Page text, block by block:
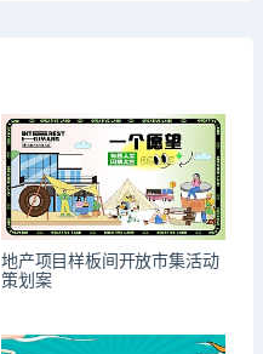
地产项目样板间开放市集活动
策划案